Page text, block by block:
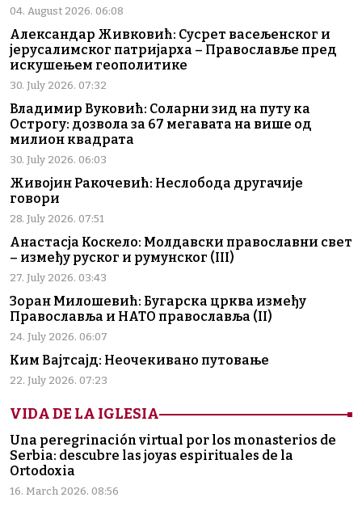
04. August 2026. 06:08
Александар Живковић: Сусрет васељенског и
јерусалимског патријарха – Православље пред
искушењем геополитике
30. July 2026. 07:32
Владимир Вуковић: Соларни зид на путу ка
Острогу: дозвола за 67 мегавата на више од
милион квадрата
30. July 2026. 06:03
Живојин Ракочевић: Неслобода другачије
говори
28. July 2026. 07:51
Анастасја Коскело: Молдавски православни свет
– између руског и румунског (III)
27. July 2026. 03:43
Зоран Милошевић: Бугарска црква између
Православља и НАТО православља (II)
24. July 2026. 06:07
Ким Вајтсајд: Неочекивано путовање
22. July 2026. 07:23
VIDA DE LA IGLESIA
Una peregrinación virtual por los monasterios de
Serbia: descubre las joyas espirituales de la
Ortodoxia
16. March 2026. 08:56